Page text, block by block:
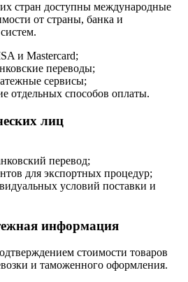
стран доступны международные
от страны, банка и
и Mastercard;
переводы;
сервисы;
отдельных способов оплаты.
лиц
перевод;
для экспортных процедур;
условий поставки и
информация
стоимости товаров
и таможенного оформления.